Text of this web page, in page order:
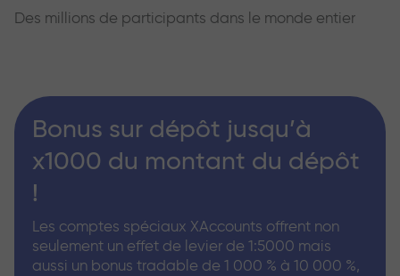
Des millions de participants dans le monde entier
Bonus sur dépôt jusqu’à
x1000 du montant du dépôt
!
Les comptes spéciaux XAccounts offrent non
seulement un effet de levier de 1:5000 mais
aussi un bonus tradable de 1 000 % à 10 000 %,